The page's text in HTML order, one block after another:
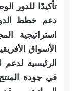
تأكيدًا للدور
دعم خطط
استراتيجية
الأسواق
الرئيسية لدعم
في جودة